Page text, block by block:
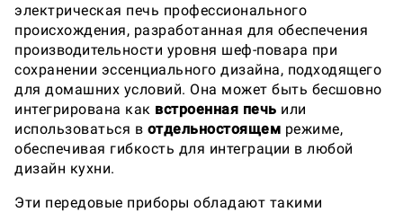
электрическая печь профессионального
происхождения, разработанная для обеспечения
производительности уровня шеф-повара при
сохранении эссенциального дизайна, подходящего
для домашних условий. Она может быть бесшовно
интегрирована как встроенная печь или
использоваться в отдельностоящем режиме,
обеспечивая гибкость для интеграции в любой
дизайн кухни.
Эти передовые приборы обладают такими